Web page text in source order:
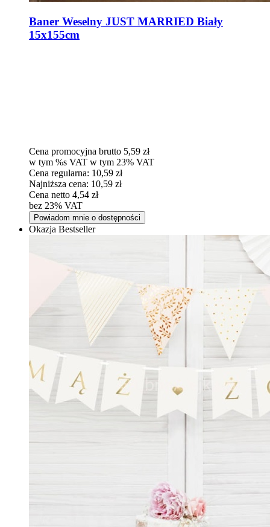
Baner Weselny JUST MARRIED Biały
15x155cm
Cena promocyjna brutto 5,59 zł
w tym %s VAT w tym 23% VAT
Cena regularna: 10,59 zł
Najniższa cena: 10,59 zł
Cena netto 4,54 zł
bez 23% VAT
Powiadom mnie o dostępności
Okazja Bestseller